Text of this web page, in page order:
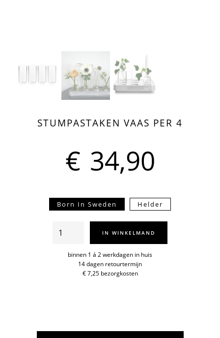
STUMPASTAKEN VAAS PER 4
€ 34,90
Born In Sweden Helder
StumpastakenIN WINKELMAND
binnen 1 á 2 werkdagen in huis
14 dagen retourtermijn
€ 7,25 bezorgkosten